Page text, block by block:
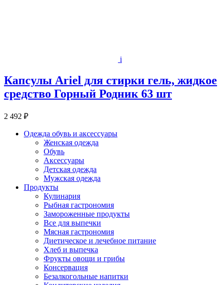
i
Капсулы Ariel для стирки гель, жидкое
средство Горный Родник 63 шт
2 492 ₽
Одежда обувь и аксессуары
Женская одежда
Обувь
Аксессуары
Детская одежда
Мужская одежда
Продукты
Кулинария
Рыбная гастрономия
Замороженные продукты
Все для выпечки
Мясная гастрономия
Диетическое и лечебное питание
Хлеб и выпечка
Фрукты овощи и грибы
Консервация
Безалкогольные напитки